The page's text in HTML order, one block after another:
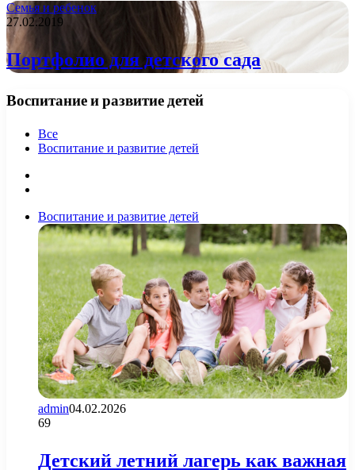
Семья и ребенок
27.02.2019
Портфолио для детского сада
Воспитание и развитие детей
Все
Воспитание и развитие детей
Воспитание и развитие детей
admin04.02.2026
69
Детский летний лагерь как важная